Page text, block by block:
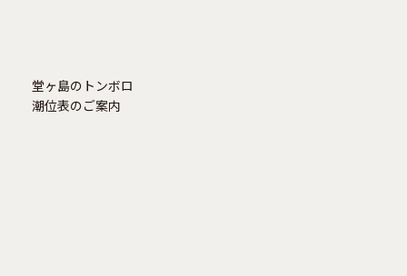
堂ヶ島のトンボロ
潮位表のご案内